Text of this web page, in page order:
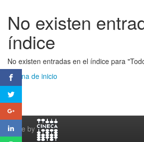
No existen
índice
No existen entradas en el índice para
Página de inicio
Theme by